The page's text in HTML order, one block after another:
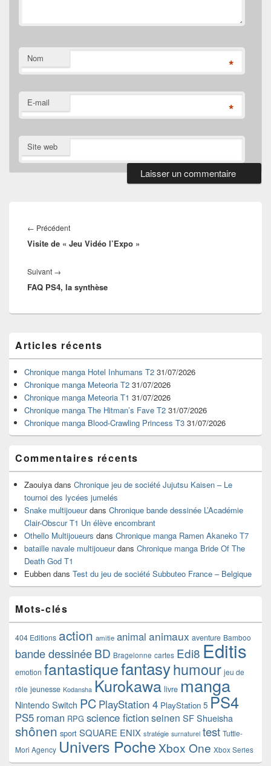
Nom *
E-mail *
Site web
de
l’article
← PrécédentArticle
précédent :
Visite de « Jeu Vidéo l’Expo »
Suivant →
suivant :
FAQ PS4, la synthèse
principale
de
widget
pour
barre
latérale
Articles récents
Chronique manga Hotel Inhumans T2 31/07/2026
Chronique manga Meteoria T2 31/07/2026
Chronique manga Meteoria T1 31/07/2026
Chronique manga The Hitman’s Fave T2 31/07/2026
Chronique manga Blood-Crawling Princess T3 31/07/2026
Commentaires récents
Zaouiya dans Chronique jeu de société Jujutsu Kaisen – Le
tournoi des lycées jumelés
Snake multijoueurdans Chronique bande dessinée L’Académie
Clair-Obscur T1 Un élève encombrant
Othello Multijoueurs dans Chronique manga Ramen Akaneko T7
bataille navale multijoueurdans Chronique manga Bride Of The
Death God T1
Eubben dans Test du jeu de société Subbuteo France – Belgique
Mots-clés
404 Editions action amitie animal animaux aventure Bamboo
bande dessinéeBD Bragelonne cartes Edi8 Editis
emotion fantastiquefantasyhumour jeu de
rôle jeunesse Kodansha Kurokawa livre manga
Nintendo Switch PC PlayStation 4 PlayStation 5 PS4
PS5 roman RPG science fictionseinen SF Shueisha
shônen sport SQUARE ENIX stratégie surnaturel test Tuttle-
Mori Agency Univers Poche Xbox One Xbox Series